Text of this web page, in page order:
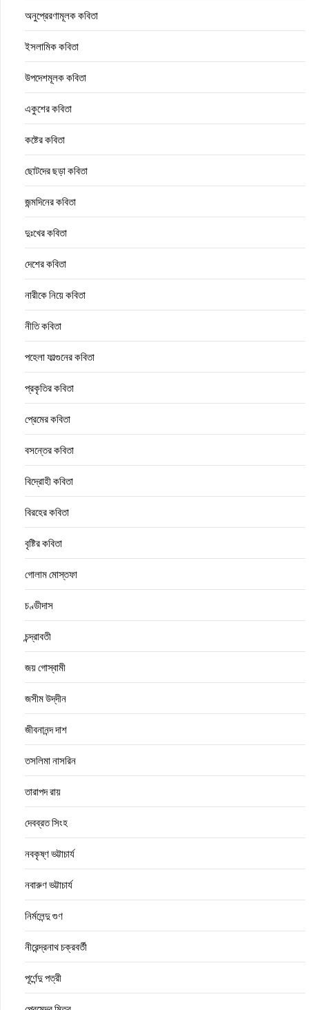
অনুপ্রেরণামূলক কবিতা
ইসলামিক কবিতা
উপদেশমূলক কবিতা
একুশের কবিতা
কষ্টের কবিতা
ছোটদের ছড়া কবিতা
জন্মদিনের কবিতা
দুঃখের কবিতা
দেশের কবিতা
নারীকে নিয়ে কবিতা
নীতি কবিতা
পহেলা ফাল্গুনের কবিতা
প্রকৃতির কবিতা
প্রেমের কবিতা
বসন্তের কবিতা
বিদ্রোহী কবিতা
বিরহের কবিতা
বৃষ্টির কবিতা
গোলাম মোস্তফা
চণ্ডীদাস
চন্দ্রাবতী
জয় গোস্বামী
জসীম উদ্‌দীন
জীবনানন্দ দাশ
তসলিমা নাসরিন
তারাপদ রায়
দেবব্রত সিংহ
নবকৃষ্ণ ভট্টাচার্য
নবারুণ ভট্টাচার্য
নির্মলেন্দু গুণ
নীরেন্দ্রনাথ চক্রবর্তী
পূর্ণেন্দু পত্রী